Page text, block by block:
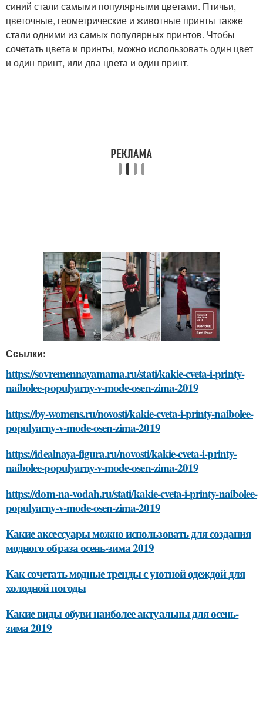
синий стали самыми популярными цветами. Птичьи,
цветочные, геометрические и животные принты также
стали одними из самых популярных принтов. Чтобы
сочетать цвета и принты, можно использовать один цвет
и один принт, или два цвета и один принт.
Ссылки:
https://sovremennayamama.ru/stati/kakie-cveta-i-printy-
naibolee-populyarny-v-mode-osen-zima-2019
https://by-womens.ru/novosti/kakie-cveta-i-printy-naibolee-
populyarny-v-mode-osen-zima-2019
https://idealnaya-figura.ru/novosti/kakie-cveta-i-printy-
naibolee-populyarny-v-mode-osen-zima-2019
https://dom-na-vodah.ru/stati/kakie-cveta-i-printy-naibolee-
populyarny-v-mode-osen-zima-2019
Какие аксессуары можно использовать для создания
модного образа осень-зима 2019
Как сочетать модные тренды с уютной одеждой для
холодной погоды
Какие виды обуви наиболее актуальны для осень-
зима 2019